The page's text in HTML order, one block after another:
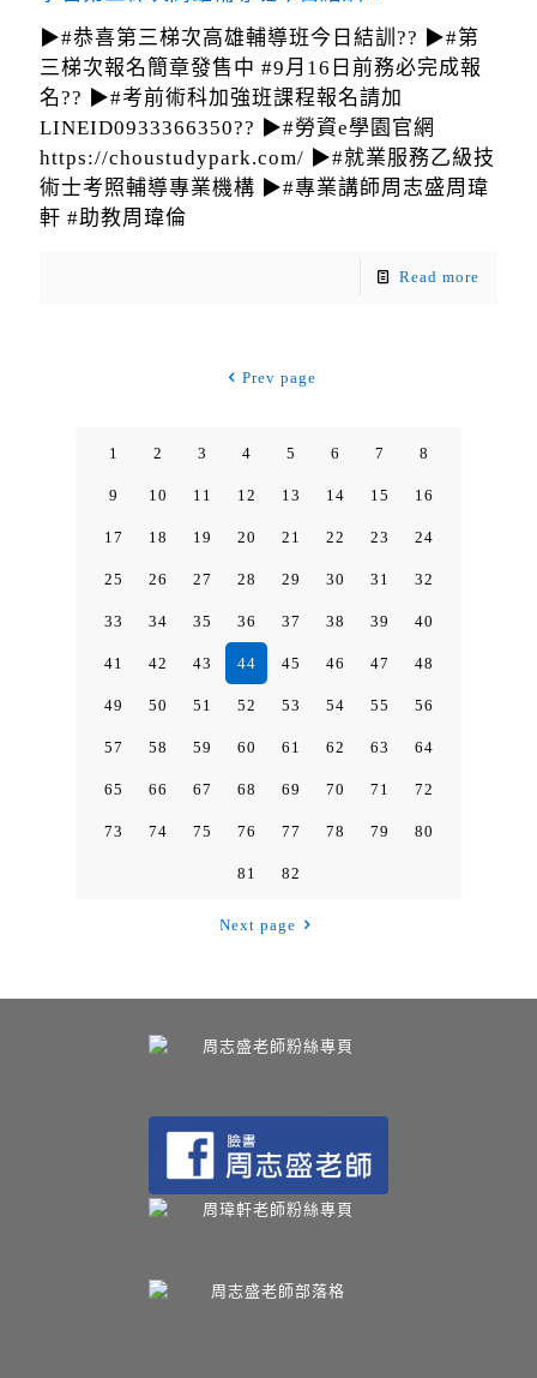
▶#恭喜第三梯次高雄輔導班今日結訓?? ▶#第
三梯次報名簡章發售中 #9月16日前務必完成報
名?? ▶#考前術科加強班課程報名請加
LINEID0933366350?? ▶#勞資e學園官網
https://choustudypark.com/ ▶#就業服務乙級技
術士考照輔導專業機構 ▶#專業講師周志盛周瑋
軒 #助教周瑋倫
Read more
Prev page
1 2 3 4 5 6 7 8
9 10 11 12 13 14 15 16
17 18 19 20 21 22 23 24
25 26 27 28 29 30 31 32
33 34 35 36 37 38 39 40
41 42 43 44 45 46 47 48
49 50 51 52 53 54 55 56
57 58 59 60 61 62 63 64
65 66 67 68 69 70 71 72
73 74 75 76 77 78 79 80
81 82
Next page